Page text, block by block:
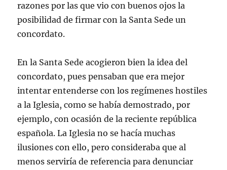
razones por las que vio con buenos ojos la
posibilidad de firmar con la Santa Sede un
concordato.
En la Santa Sede acogieron bien la idea del
concordato, pues pensaban que era mejor
intentar entenderse con los regímenes hostiles
a la Iglesia, como se había demostrado, por
ejemplo, con ocasión de la reciente república
española. La Iglesia no se hacía muchas
ilusiones con ello, pero consideraba que al
menos serviría de referencia para denunciar